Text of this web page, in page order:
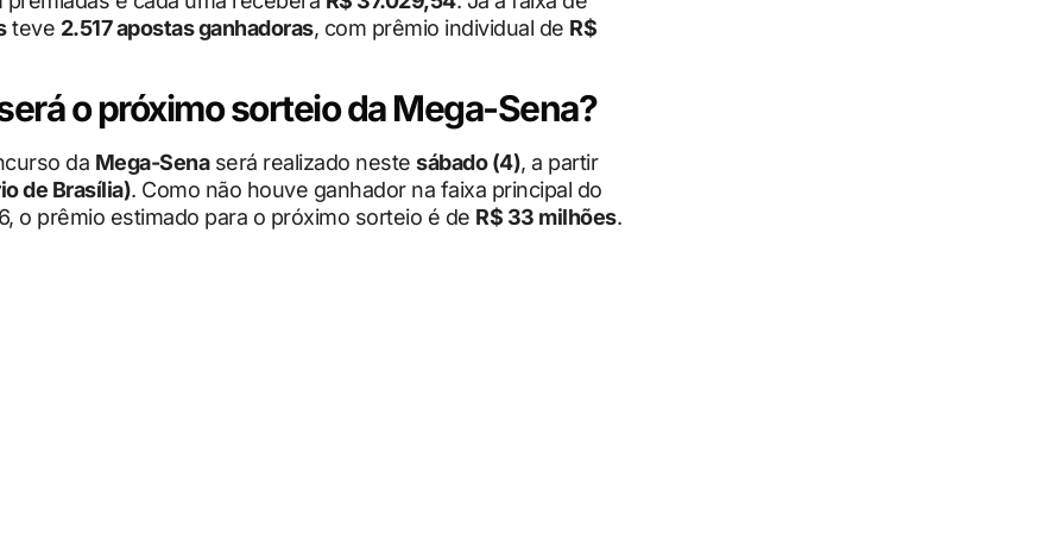
teve 2.517 apostas ganhadoras, com prêmio individual de R$
o próximo sorteio da Mega-Sena?
da Mega-Senaserá realizado neste sábado (4), a partir
de Brasília). Como não houve ganhador na faixa principal do
o prêmio estimado para o próximo sorteio é de R$ 33 milhões.